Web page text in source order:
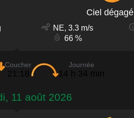
Ciel dégagé
NE, 3.3 m/s
66 %
Coucher
21:18
Journée
14 h 34 min
11 août 2026